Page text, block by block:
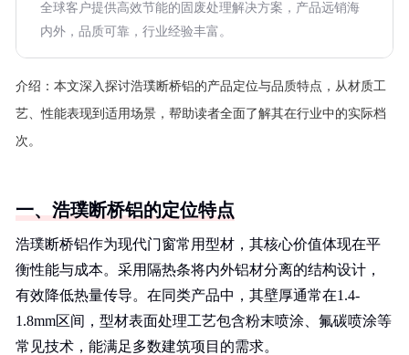
全球客户提供高效节能的固废处理解决方案，产品远销海
内外，品质可靠，行业经验丰富。
介绍： 本文深入探讨浩璞断桥铝的产品定位与品质特点，从材质工
艺、性能表现到适用场景，帮助读者全面了解其在行业中的实际档
次。
一、浩璞断桥铝的定位特点
浩璞断桥铝作为现代门窗常用型材，其核心价值体现在平
衡性能与成本。采用隔热条将内外铝材分离的结构设计，
有效降低热量传导。在同类产品中，其壁厚通常在1.4-
1.8mm区间，型材表面处理工艺包含粉末喷涂、氟碳喷涂等
常见技术，能满足多数建筑项目的需求。